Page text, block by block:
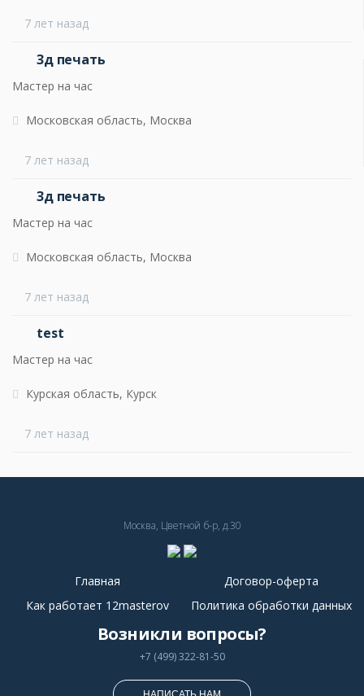
7 лет назад
3д печать
Мастер на час
7 лет назад
Московская область, Москва
3д печать
Мастер на час
7 лет назад
Московская область, Москва
test
Мастер на час
7 лет назад
Курская область, Курск
Москва, Цветной б-р, д.30
Главная
Договор-оферта
Как работает 12masterov
Политика обработки данных
Возникли вопросы?
+7 (499) 322-81-50